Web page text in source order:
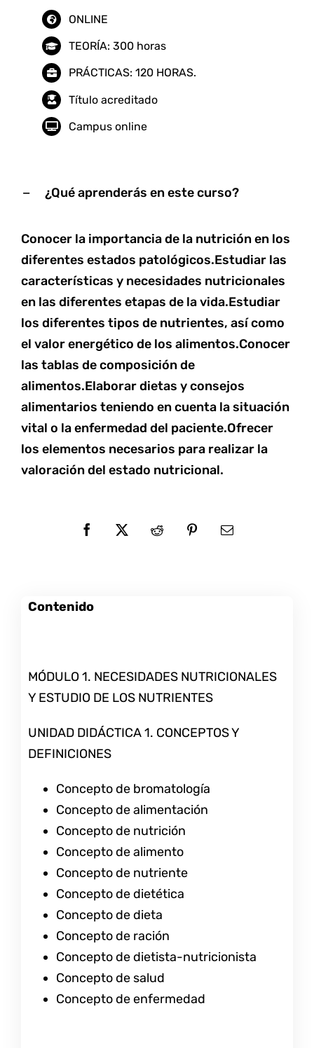
ONLINE
TEORÍA: 300 horas
PRÁCTICAS: 120 HORAS.
Título acreditado
Campus online
¿Qué aprenderás en este curso?
Conocer la importancia de la nutrición en los
diferentes estados patológicos.Estudiar las
características y necesidades nutricionales
en las diferentes etapas de la vida.Estudiar
los diferentes tipos de nutrientes, así como
el valor energético de los alimentos.Conocer
las tablas de composición de
alimentos.Elaborar dietas y consejos
alimentarios teniendo en cuenta la situación
vital o la enfermedad del paciente.Ofrecer
los elementos necesarios para realizar la
valoración del estado nutricional.
Contenido
MÓDULO 1. NECESIDADES NUTRICIONALES
Y ESTUDIO DE LOS NUTRIENTES
UNIDAD DIDÁCTICA 1. CONCEPTOS Y
DEFINICIONES
Concepto de bromatología
Concepto de alimentación
Concepto de nutrición
Concepto de alimento
Concepto de nutriente
Concepto de dietética
Concepto de dieta
Concepto de ración
Concepto de dietista-nutricionista
Concepto de salud
Concepto de enfermedad